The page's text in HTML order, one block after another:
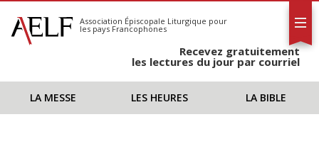
S'abonner
Calendrier
Association Épiscopale Liturgique pour
les pays Francophones
Recevez gratuitement
les lectures du jour par courriel
LA MESSE LES HEURES LA BIBLE